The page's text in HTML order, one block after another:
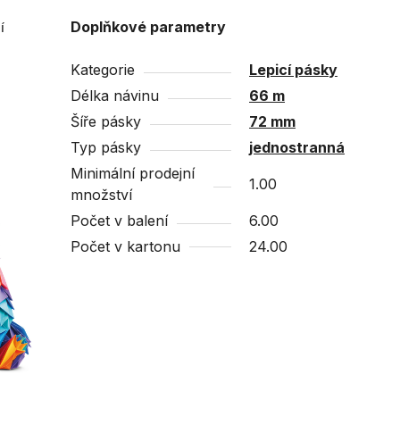
Doplňkové parametry
Kategorie
Lepicí pásky
Délka návinu
66 m
Šíře pásky
72 mm
Typ pásky
jednostranná
Minimální prodejní
množství
1.00
Počet v balení
6.00
Počet v kartonu
24.00